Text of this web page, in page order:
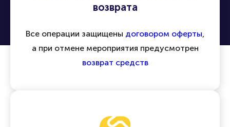
возврата
Все операции защищены договором оферты,
а при отмене мероприятия предусмотрен
возврат средств